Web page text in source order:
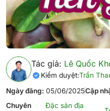
Tác giả: Lê Quốc
Kiểm duyệt:Trần
Ngày đăng: 05/06/2025Cập
Chuyên
Đặc sản địa